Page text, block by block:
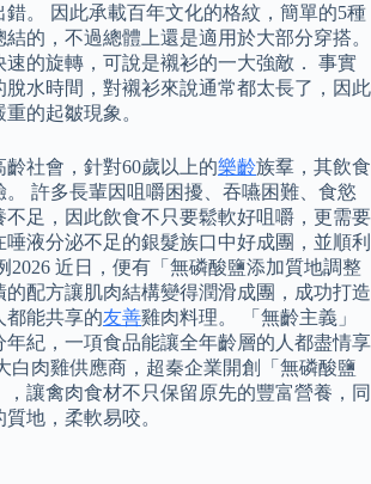
錯。 因此承載百年文化的格紋，簡單的5種
的，不過總體上還是適用於大部分穿搭。
速的旋轉，可說是襯衫的一大強敵． 事實
脫水時間，對襯衫來說通常都太長了，因此
的起皺現象。
社會，針對60歲以上的樂齡族羣，其飲食
。 許多長輩因咀嚼困擾、吞嚥困難、食慾
不足，因此飲食不只要鬆軟好咀嚼，更需要
液分泌不足的銀髮族口中好成團，並順利
2026 近日，便有「無磷酸鹽添加質地調整
配方讓肌肉結構變得潤滑成團，成功打造
都能共享的友善雞肉料理。 「無齡主義」
年紀，一項食品能讓全年齡層的人都盡情享
白肉雞供應商，超秦企業開創「無磷酸鹽
讓禽肉食材不只保留原先的豐富營養，同
地，柔軟易咬。